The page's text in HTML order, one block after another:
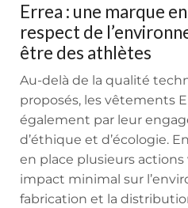
Errea : une marque
respect de
être des athlètes
Au-delà de la qualité
proposés, les vêtements
également par leur
d’éthique et d’écologie.
en place plusieurs
impact minimal sur
fabrication et la